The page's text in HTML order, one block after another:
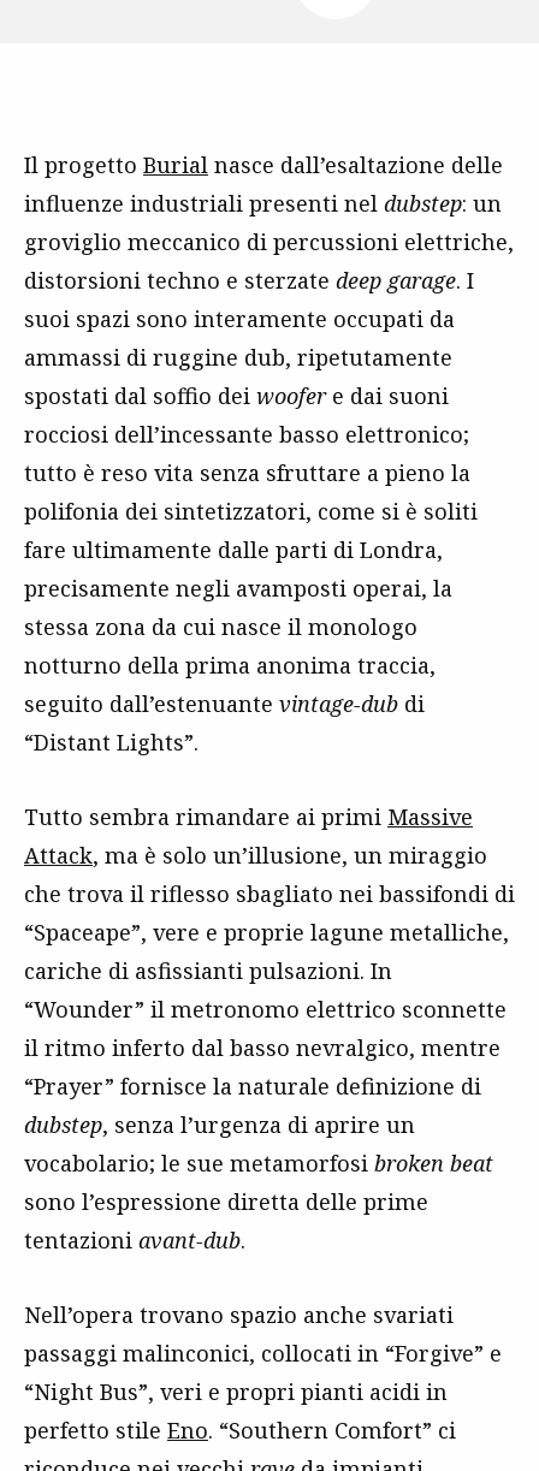
Il progetto Burial nasce dall’esaltazione delle
influenze industriali presenti nel dubstep: un
groviglio meccanico di percussioni elettriche,
distorsioni techno e sterzate deep garage. I
suoi spazi sono interamente occupati da
ammassi di ruggine dub, ripetutamente
spostati dal soffio dei woofere dai suoni
rocciosi dell’incessante basso elettronico;
tutto è reso vita senza sfruttare a pieno la
polifonia dei sintetizzatori, come si è soliti
fare ultimamente dalle parti di Londra,
precisamente negli avamposti operai, la
stessa zona da cui nasce il monologo
notturno della prima anonima traccia,
seguito dall’estenuante vintage-dub di
“Distant Lights”.
Tutto sembra rimandare ai primi Massive
Attack, ma è solo un’illusione, un miraggio
che trova il riflesso sbagliato nei bassifondi di
“Spaceape”, vere e proprie lagune metalliche,
cariche di asfissianti pulsazioni. In
“Wounder” il metronomo elettrico sconnette
il ritmo inferto dal basso nevralgico, mentre
“Prayer” fornisce la naturale definizione di
dubstep, senza l’urgenza di aprire un
vocabolario; le sue metamorfosi broken beat
sono l’espressione diretta delle prime
tentazioni avant-dub.
Nell’opera trovano spazio anche svariati
passaggi malinconici, collocati in “Forgive” e
“Night Bus”, veri e propri pianti acidi in
perfetto stile Eno. “Southern Comfort” ci